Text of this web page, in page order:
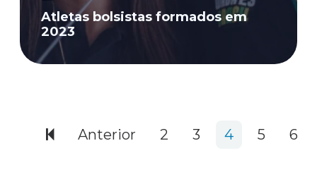
Atletas bolsistas formados em
2023
Anterior 2 3 4 5 6